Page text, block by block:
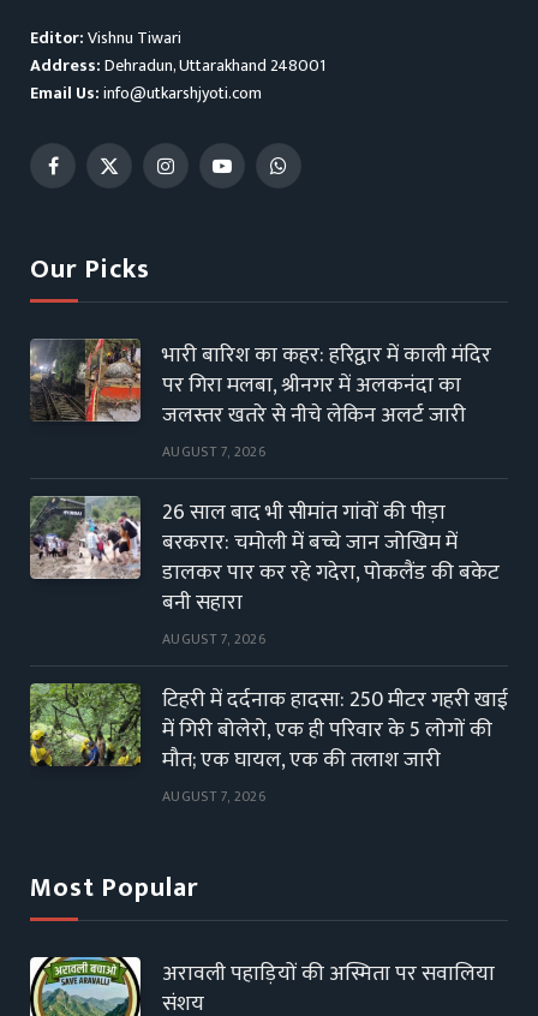
Editor:Vishnu Tiwari
Address:Dehradun, Uttarakhand 248001
Email Us:info@utkarshjyoti.com
Facebook
X
InstagramYouTubeWhatsApp
Our Picks
भारी बारिश का कहर: हरिद्वार में काली मंदिर
पर गिरा मलबा, श्रीनगर में अलकनंदा का
जलस्तर खतरे से नीचे लेकिन अलर्ट जारी
AUGUST 7, 2026
26 साल बाद भी सीमांत गांवों की पीड़ा
बरकरार: चमोली में बच्चे जान जोखिम में
डालकर पार कर रहे गदेरा, पोकलैंड की बकेट
बनी सहारा
AUGUST 7, 2026
टिहरी में दर्दनाक हादसा: 250 मीटर गहरी खाई
में गिरी बोलेरो, एक ही परिवार के 5 लोगों की
मौत; एक घायल, एक की तलाश जारी
AUGUST 7, 2026
Most Popular
अरावली पहाड़ियों की अस्मिता पर सवालिया
संशय